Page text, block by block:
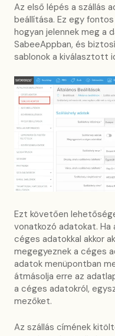
Az első lépés a szállás
beállítása. Ez egy
hogyan jelennek meg a
SabeeAppban, és
sablonok a kiválasztott
Ezt követően
vonatkozó adatokat. Ha
céges adatokkal akkor
megegyeznek a céges
adatok menüpontban
átmásolja erre az
a céges adatokról,
mezőket.
Az szállás címének